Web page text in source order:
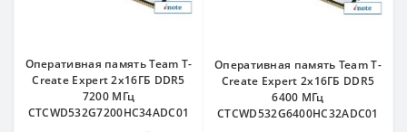
Оперативная память Team T-
Create Expert 2x16ГБ DDR5
7200 МГц
CTCWD532G7200HC34ADC01
Оперативная память Team T-
Create Expert 2x16ГБ DDR5
6400 МГц
CTCWD532G6400HC32ADC01